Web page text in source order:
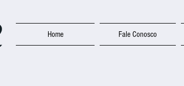
Home Fale Conosco